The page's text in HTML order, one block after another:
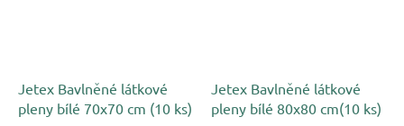
Jetex Bavlněné látkové
pleny bílé 70x70 cm (10 ks)
Jetex Bavlněné látkové
pleny bílé 80x80 cm(10 ks)